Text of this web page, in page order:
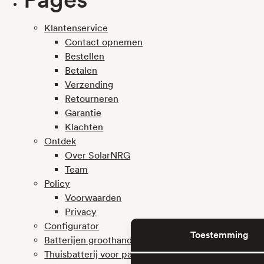
Toestemming
Klantenservice
Contact opnemen
Bestellen
Betalen
Verzending
Retourneren
Garantie
Klachten
Ontdek
Over SolarNRG
Team
Policy
Voorwaarden
Privacy
Configurator
Batterijen groothandel Westland
Thuisbatterij voor particulieren